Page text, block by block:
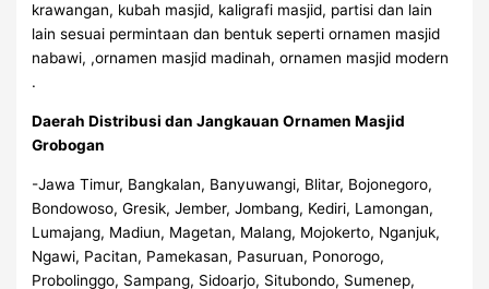
krawangan, kubah masjid, kaligrafi masjid, partisi dan lain
lain sesuai permintaan dan bentuk seperti ornamen masjid
nabawi, ,ornamen masjid madinah, ornamen masjid modern
.
Daerah Distribusi dan Jangkauan Ornamen Masjid
Grobogan
-Jawa Timur, Bangkalan, Banyuwangi, Blitar, Bojonegoro,
Bondowoso, Gresik, Jember, Jombang, Kediri, Lamongan,
Lumajang, Madiun, Magetan, Malang, Mojokerto, Nganjuk,
Ngawi, Pacitan, Pamekasan, Pasuruan, Ponorogo,
Probolinggo, Sampang, Sidoarjo, Situbondo, Sumenep,